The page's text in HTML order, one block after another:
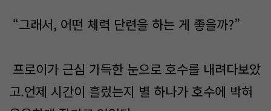
“그래서, 어떤 체력 단련을 하는 게 좋을까?”
프로이가 근심 가득한 눈으로 호수를 내려다보았
고.언제 시간이 흘렀는지 별 하나가 호수에 박혀